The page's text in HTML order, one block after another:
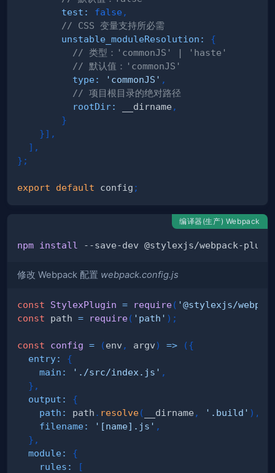
test : false ,
// CSS 变量支持所必需
unstable_moduleResolution :
{
// 类型：'commonJS' | 'haste'
// 默认值：'commonJS'
type: 'commonJS' ,
// 项目根目录的绝对路径
rootDir: __dirname ,
}
}] ,
] ,
} ;
export default config ;
编译器(生产) Webpack
npm install
修改 Webpack 配置 webpack.config.js
const StylexPlugin = require( '@stylexjs/
const path = require( 'path' ) ;
const config = (env , argv) => ({
entry:
{
main : './src/index.js' ,
} ,
output :
{
path : path . resolve( __dirname , '.build' ) ,
filename: '[name].js' ,
} ,
module:
{
rules :
[